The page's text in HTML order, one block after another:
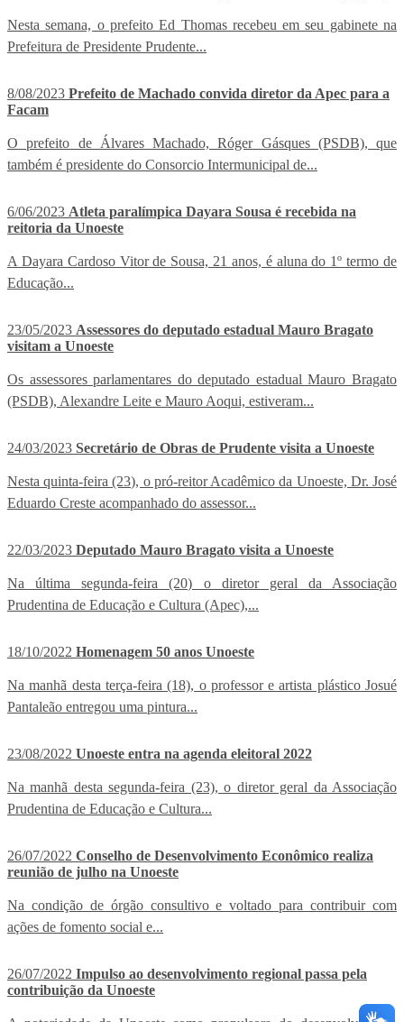
Nesta semana, o prefeito Ed Thomas recebeu em seu gabinete na
Prefeitura de Presidente Prudente...
8/08/2023 Prefeito de Machado convida diretor da Apec para a
Facam
O prefeito de Álvares Machado, Róger Gásques (PSDB), que
também é presidente do Consorcio Intermunicipal de...
6/06/2023 Atleta paralímpica Dayara Sousa é recebida na
reitoria da Unoeste
A Dayara Cardoso Vitor de Sousa, 21 anos, é aluna do 1º termo de
Educação...
23/05/2023 Assessores do deputado estadual Mauro Bragato
visitam a Unoeste
Os assessores parlamentares do deputado estadual Mauro Bragato
(PSDB), Alexandre Leite e Mauro Aoqui, estiveram...
24/03/2023 Secretário de Obras de Prudente visita a Unoeste
Nesta quinta-feira (23), o pró-reitor Acadêmico da Unoeste, Dr. José
Eduardo Creste acompanhado do assessor...
22/03/2023 Deputado Mauro Bragato visita a Unoeste
Na última segunda-feira (20) o diretor geral da Associação
Prudentina de Educação e Cultura (Apec),...
18/10/2022 Homenagem 50 anos Unoeste
Na manhã desta terça-feira (18), o professor e artista plástico Josué
Pantaleão entregou uma pintura...
23/08/2022 Unoeste entra na agenda eleitoral 2022
Na manhã desta segunda-feira (23), o diretor geral da Associação
Prudentina de Educação e Cultura...
26/07/2022 Conselho de Desenvolvimento Econômico realiza
reunião de julho na Unoeste
Na condição de órgão consultivo e voltado para contribuir com
ações de fomento social e...
26/07/2022 Impulso ao desenvolvimento regional passa pela
contribuição da Unoeste